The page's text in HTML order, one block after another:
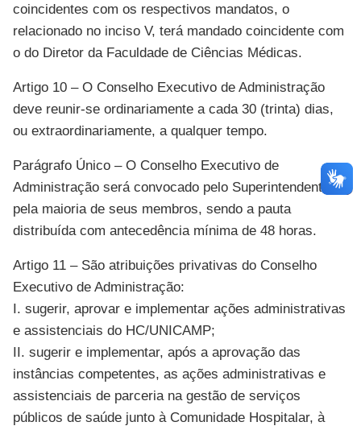
coincidentes com os respectivos mandatos, o
relacionado no inciso V, terá mandado coincidente com
o do Diretor da Faculdade de Ciências Médicas.
Artigo 10 – O Conselho Executivo de Administração
deve reunir-se ordinariamente a cada 30 (trinta) dias,
ou extraordinariamente, a qualquer tempo.
Parágrafo Único – O Conselho Executivo de
Administração será convocado pelo Superintendente ou
pela maioria de seus membros, sendo a pauta
distribuída com antecedência mínima de 48 horas.
Artigo 11 – São atribuições privativas do Conselho
Executivo de Administração:
I. sugerir, aprovar e implementar ações administrativas
e assistenciais do HC/UNICAMP;
II. sugerir e implementar, após a aprovação das
instâncias competentes, as ações administrativas e
assistenciais de parceria na gestão de serviços
públicos de saúde junto à Comunidade Hospitalar, à